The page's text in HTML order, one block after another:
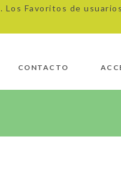
Favoritos de
CONTACTO